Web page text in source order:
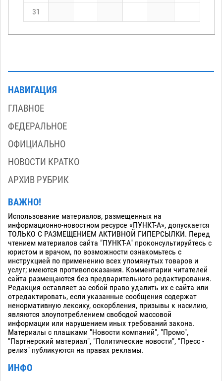
31
НАВИГАЦИЯ
ГЛАВНОЕ
ФЕДЕРАЛЬНОЕ
ОФИЦИАЛЬНО
НОВОСТИ КРАТКО
АРХИВ РУБРИК
ВАЖНО!
Использование материалов, размещенных на
информационно-новостном ресурсе «ПУНКТ-А», допускается
ТОЛЬКО С РАЗМЕЩЕНИЕМ АКТИВНОЙ ГИПЕРСЫЛКИ. Перед
чтением материалов сайта "ПУНКТ-А" проконсультируйтесь с
юристом и врачом, по возможности ознакомьтесь с
инструкцией по применению всех упомянутых товаров и
услуг; имеются противопоказания. Комментарии читателей
сайта размещаются без предварительного редактирования.
Редакция оставляет за собой право удалить их с сайта или
отредактировать, если указанные сообщения содержат
ненормативную лексику, оскорбления, призывы к насилию,
являются злоупотреблением свободой массовой
информации или нарушением иных требований закона.
Материалы с плашками "Новости компаний", "Промо",
"Партнерский материал", "Политические новости", "Пресс -
релиз" публикуются на правах рекламы.
ИНФО